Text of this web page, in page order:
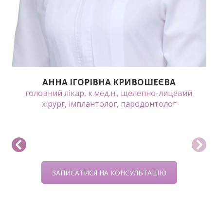
АННА ІГОРІВНА КРИВОШЕЄВА
головний лікар, к.мед.н., щелепно-лицевий
хірург, імплантолог, пародонтолог
ЗАПИСАТИСЯ НА КОНСУЛЬТАЦІЮ